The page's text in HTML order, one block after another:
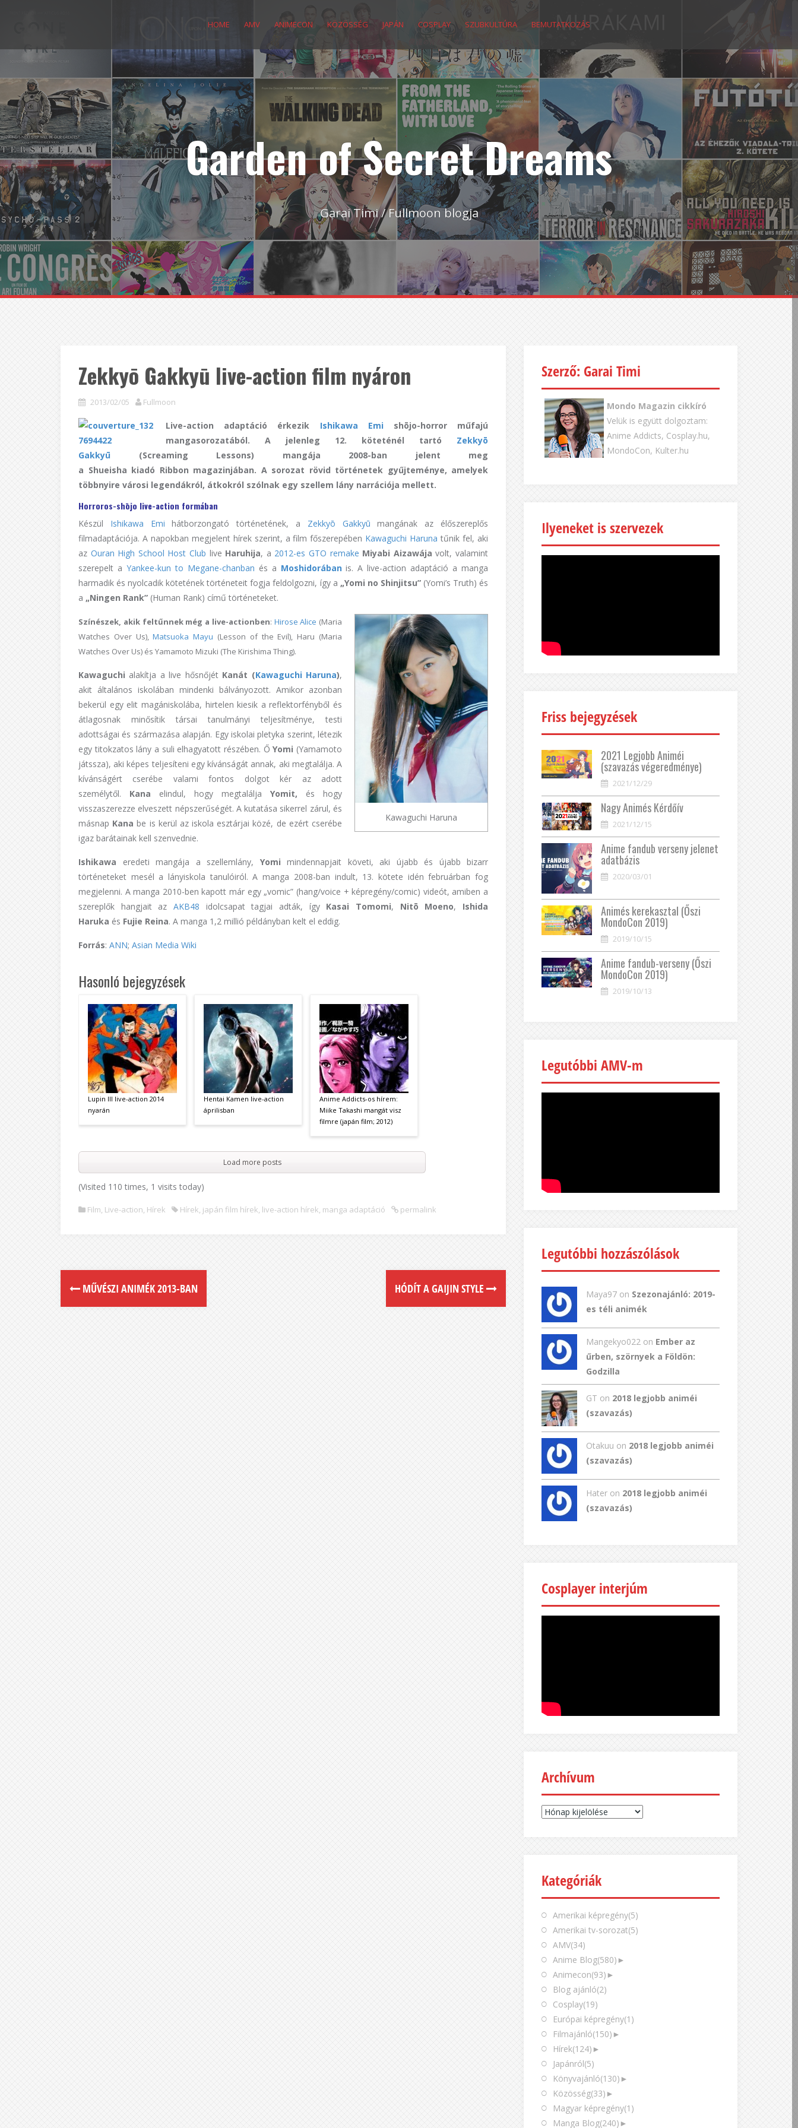
HOME AMV ANIMECON KÖZÖSSÉG JAPÁN COSPLAY SZUBKULTÚRA BEMUTATKOZÁS
Garden of Secret Dreams
Garai Timi / Fullmoon blogja
Zekkyō Gakkyū live-action film nyáron
2013/02/05 Fullmoon
Live-action adaptáció érkezik Ishikawa Emishōjo-horror műfajú
mangasorozatából. A jelenleg 12. köteténél tartó Zekkyō
Gakkyū (Screaming Lessons) mangája 2008-ban jelent meg
a Shueisha kiadó Ribbon magazinjában. A sorozat rövid történetek gyűjteménye, amelyek
többnyire városi legendákról, átkokról szólnak egy szellem lány narrációja mellett.
Horroros-shōjo live-action formában
Készül Ishikawa Emi hátborzongató történetének, a Zekkyō Gakkyū mangának az élőszereplős
filmadaptációja. A napokban megjelent hírek szerint, a film főszerepében Kawaguchi Haruna tűnik fel, aki
az Ouran High School Host Club live Haruhija, a 2012-es GTO remake Miyabi Aizawája volt, valamint
szerepelt a Yankee-kun to Megane-chanban és a Moshidorában is. A live-action adaptáció a manga
harmadik és nyolcadik kötetének történeteit fogja feldolgozni, így a „Yomi no Shinjitsu” (Yomi’s Truth) és
a „Ningen Rank” (Human Rank) című történeteket.
Kawaguchi Haruna
Színészek, akik feltűnnek még a live-actionben: Hirose Alice (Maria
Watches Over Us),Matsuoka Mayu (Lesson of the Evil), Haru (Maria
Watches Over Us) és Yamamoto Mizuki (The Kirishima Thing).
Kawaguchi alakítja a live hősnőjét Kanát (Kawaguchi Haruna),
akit általános iskolában mindenki bálványozott. Amikor azonban
bekerül egy elit magániskolába, hirtelen kiesik a reflektorfényből és
átlagosnak minősítik társai tanulmányi teljesítménye, testi
adottságai és származása alapján. Egy iskolai pletyka szerint, létezik
egy titokzatos lány a suli elhagyatott részében. ŐYomi (Yamamoto
játssza), aki képes teljesíteni egy kívánságát annak, aki megtalálja. A
kívánságért cserébe valami fontos dolgot kér az adott
személytől. Kana elindul, hogy megtalálja Yomit, és hogy
visszaszerezze elveszett népszerűségét. A kutatása sikerrel zárul, és
másnap Kanabe is kerül az iskola esztárjai közé, de ezért cserébe
igaz barátainak kell szenvednie.
Ishikawa eredeti mangája a szellemlány, Yomi mindennapjait követi, aki újabb és újabb bizarr
történeteket mesél a lányiskola tanulóiról. A manga 2008-ban indult, 13. kötete idén februárban fog
megjelenni. A manga 2010-ben kapott már egy „vomic” (hang/voice + képregény/comic) videót, amiben a
szereplők hangjait az AKB48 idolcsapat tagjai adták, így Kasai Tomomi, Nitō Moeno, Ishida
Haruka és Fujie Reina. A manga 1,2 millió példányban kelt el eddig.
Forrás: ANN; Asian Media Wiki
Hasonló bejegyzések
Lupin III live-action 2014
nyarán
Hentai Kamen live-action
áprilisban
Anime Addicts-os hírem:
Miike Takashi mangát visz
filmre (japán film; 2012)
Load more posts
(Visited 110 times, 1 visits today)
Film, Live-action, Hírek Hírek, japán film hírek, live-action hírek, manga adaptáció permalink
MŰVÉSZI ANIMÉK 2013-BAN HÓDÍT A GAIJIN STYLE
Szerző: Garai Timi
Mondo Magazin cikkíró
Velük is együtt dolgoztam:
Anime Addicts, Cosplay.hu,
MondoCon, Kulter.hu
Ilyeneket is szervezek
Friss bejegyzések
2021 Legjobb Animéi
(szavazás végeredménye)
2021/12/29
Nagy Animés Kérdőív
2021/12/15
Anime fandub verseny jelenet
adatbázis
2020/03/01
Animés kerekasztal (Őszi
MondoCon 2019)
2019/10/15
Anime fandub-verseny (Őszi
MondoCon 2019)
2019/10/13
Legutóbbi AMV-m
Legutóbbi hozzászólások
Maya97 on Szezonajánló: 2019-
es téli animék
Mangekyo022 on Ember az
űrben, szörnyek a Földön:
Godzilla
GT on 2018 legjobb animéi
(szavazás)
Otakuu on 2018 legjobb animéi
(szavazás)
Hater on 2018 legjobb animéi
(szavazás)
Cosplayer interjúm
Archívum
Archívum
Kategóriák
Amerikai képregény(5)
Amerikai tv-sorozat(5)
AMV(34)
Anime Blog(580) ►
Animecon(93) ►
Blog ajánló(2)
Cosplay(19)
Európai képregény(1)
Filmajánló(150) ►
Hírek(124) ►
Japánról(5)
Könyvajánló(130) ►
Közösség(33) ►
Magyar képregény(1)
Manga Blog(240) ►